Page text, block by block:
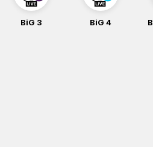
BiG 4 BiG Balade